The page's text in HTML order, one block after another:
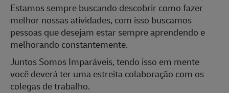
Estamos sempre buscando descobrir como fazer
melhor nossas atividades, com isso buscamos
pessoas que desejam estar sempre aprendendo e
melhorando constantemente.
Juntos Somos Imparáveis, tendo isso em mente
você deverá ter uma estreita colaboração com os
colegas de trabalho.